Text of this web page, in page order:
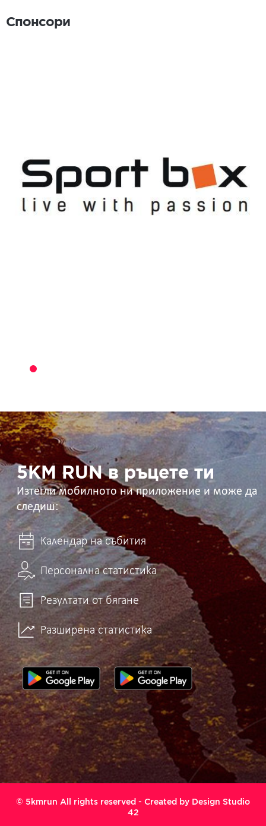
Спонсори
5KM
RUN
в
ръцете
ти 5KM RUN в ръцете ти
Изтегли мобилното ни приложение и може да
следиш:
Календар на събития
Персонална статистика
Резултати от бягане
Разширена статистика
© 5kmrun All rights reserved - Created by Design Studio
42